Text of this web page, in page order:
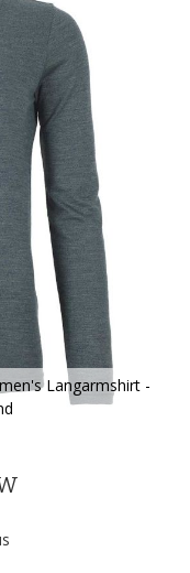
Langarmshirt -